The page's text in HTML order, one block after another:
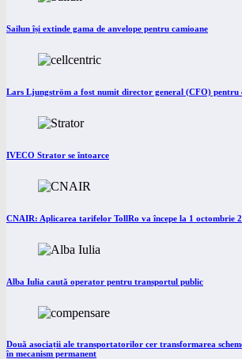
Sailun își extinde gama de anvelope pentru camioane
Lars Ljungström a fost numit director general (CFO) pentru
IVECO Strator se întoarce
CNAIR: Aplicarea tarifelor TollRo va începe la 1 octombrie
Alba Iulia caută operator pentru transportul public
Două asociații ale transportatorilor cer transformarea
în mecanism permanent